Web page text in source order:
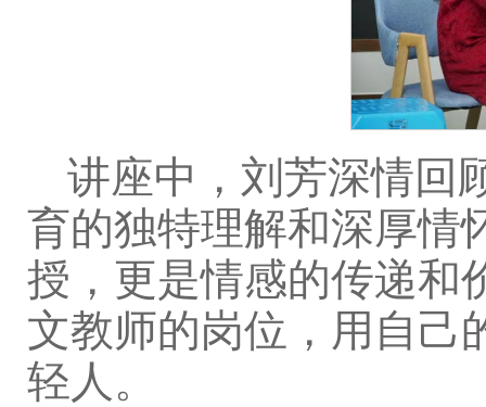
讲座中，刘芳深情回
育的独特理解和深厚情
授，更是情感的传递和
文教师的岗位，用自己
轻人。